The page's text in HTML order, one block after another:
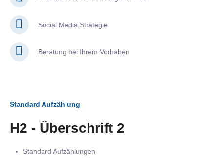
Social Media Strategie
Beratung bei Ihrem Vorhaben
Standard Aufzählung
H2 - Überschrift 2
Standard Aufzählungen